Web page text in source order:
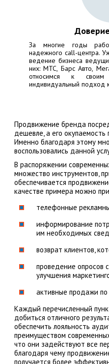
За многие годы
надежного call-центра.
ведение бизнеса
них:МТС, Барс Авто,
относимся к
индивидуальный подход
Продвижение бренда
дешевле, а его
Именно благодаря этому
воспользовались данной
В распоряжении
множество инструментов,
обеспечивается
качестве примера можно
телефонные
информирование
им необходимых
возврат клиентов,
проведение опросов
улучшения
активные продажи
Каждый перечисленный
добиться отличного
обеспечить лояльность
преимуществом
что они задействуют все
благодаря чему
получается более